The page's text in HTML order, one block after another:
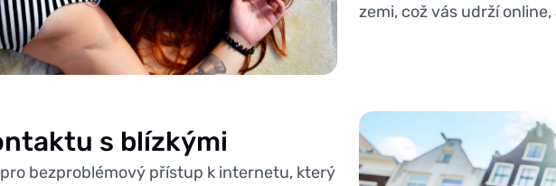
zemi, což vás udrží
s blízkými
pro bezproblémový přístup k internetu, který